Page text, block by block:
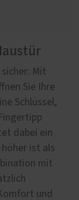
Mit
Sie Ihre
Schlüssel,
dabei ein
höher ist als
mit
und